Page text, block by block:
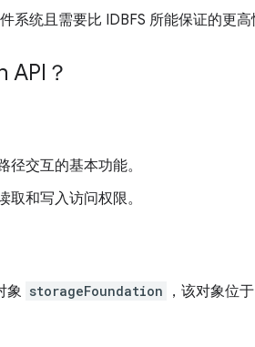
系统且需要比 IDBFS 所能保证的更高
API？
径交互的基本功能。
取和写入访问权限。
象 storageFoundation ，该对象位于